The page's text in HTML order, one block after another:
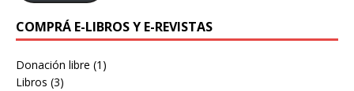
COMPRÁ E-LIBROS Y E-REVISTAS
Donación libre (1)
Libros (3)